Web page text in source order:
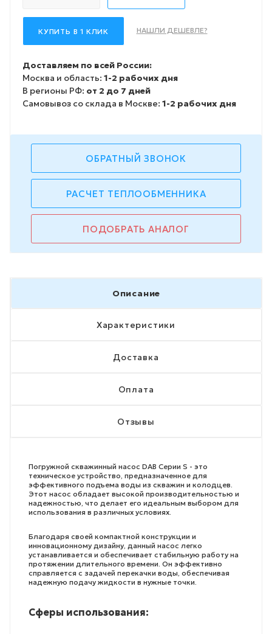
КУПИТЬ В 1 КЛИК НАШЛИ ДЕШЕВЛЕ?
Доставляем по всей России:
Москва и область: 1-2 рабочих дня
В регионы РФ: от 2 до 7 дней
Самовывоз со склада в Москве: 1-2 рабочих дня
ОБРАТНЫЙ ЗВОНОК
РАСЧЕТ ТЕПЛООБМЕННИКА
ПОДОБРАТЬ АНАЛОГ
Описание
Характеристики
Доставка
Оплата
Отзывы
Погружной скважинный насос DAB Серии S - это
техническое устройство, предназначенное для
эффективного подъема воды из скважин и колодцев.
Этот насос обладает высокой производительностью и
надежностью, что делает его идеальным выбором для
использования в различных условиях.
Благодаря своей компактной конструкции и
инновационному дизайну, данный насос легко
устанавливается и обеспечивает стабильную работу на
протяжении длительного времени. Он эффективно
справляется с задачей перекачки воды, обеспечивая
надежную подачу жидкости в нужные точки.
Сферы использования: